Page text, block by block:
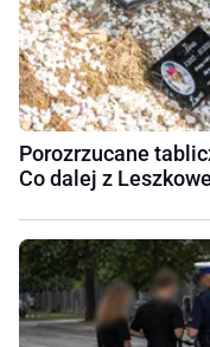
Porozrzucane
Co dalej z